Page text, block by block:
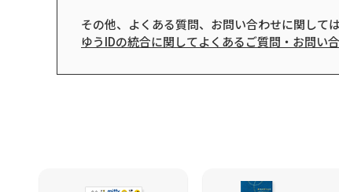
その他、よくある質問、お問い合わせに関して
ゆうIDの統合に関してよくあるご質問・お問い